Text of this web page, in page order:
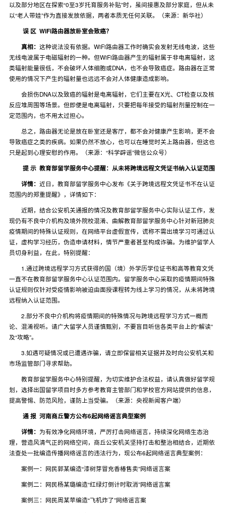
以及部分地区在探索“0至3岁托育服务补贴”时，虽间接惠及部分家庭，但从未
以“老人带娃”作为直接发放依据，两者本质无任何关联。（来源：新华社）
误 区 WiFi路由器放卧室会致癌？
真相： 这种说法没有依据。WiFi路由器工作时确实会发射无线电波，这些
无线电波属于电磁辐射的一种。但WiFi路由器产生的辐射属于非电离辐射，这
类辐射能量很低，不会破坏人体细胞或DNA，也不会导致癌症。路由器在正常
使用的情况下产生的辐射量也远远不会对人体健康造成影响。
会损伤DNA以及致癌的辐射是电离辐射，它们主要在X光、CT检查以及核
反应堆周围等场景。但即便是电离辐射，只要把每年接受的辐射剂量控制在一
定范围内，也不用太过担心。
总之，路由器无论是放在卧室还是客厅，都不会对健康产生影响，更不会
导致癌症之类的疾病。如果仍然不放心，也可以在睡觉时关上路由器，但这也
只是起到心理安慰的作用。（来源：“科学辟谣”微信公众号）
提 示 教育部留学服务中心提醒：从未将跨境远程文凭证书纳入认证范围
详情： 近日，教育部留学服务中心发布《关于跨境远程文凭证书不在认证
范围内的郑重提醒》，详情如下：
近期，结合公安机关通报的情况及教育部留学服务中心实际认证工作，发
现仍有不良中介机构及境外院校混淆、曲解教育部留学服务中心针对新冠肺炎
疫情期间的特殊认证规则，在网络平台虚假宣传，谎称不需出境学习可通过认
证，虚构学习经历，伪造申请材料，情节严重者甚至构成诈骗。为维护留学人
员切身利益，在此，特别提醒：
1.通过跨境远程学习方式获得的国（境）外学历学位证书和高等教育文凭
一直不在教育部留学服务中心认证范围内。留学服务中心采取的疫情期间特殊
认证规则仅针对受疫情影响被迫由面授课程转为线上学习的情况，从未将跨境
远程纳入认证范围。
2.部分不良中介机构将疫情期间的特殊情况与跨境远程学习方式一概而
论、混淆视听。请广大留学人员谨慎甄别，不要盲目听信各类平台上的“解读”
及“攻略”。
3.如遇可疑情况或已遭遇诈骗，请立即保留相关证据并及时向公安机关和
市场监管部门寻求帮助。
教育部留学服务中心特别提醒，为切实维护合法权益，请认真做好留学规
划，选择出国留学项目时多方参考教育主管部门和学校官方网站提供的信息，
提高警惕、防范风险，谨防上当受骗。（来源：央视新闻客户端）
通 报 河南商丘警方公布6起网络谣言典型案例
详情： 为有效净化网络环境，严厉打击网络谣言，持续深化网络生态治
理，营造风清气正的网络空间，商丘公安机关坚持打击和整治相结合，近期依
法查处一批编造传播网络谣言的违法行为，现公布6起网络谣言典型案例：
案例一：网民郭某编造“漆树芽冒充香椿售卖”网络谣言案
案例二：网民杨某璐编造“红绿灯倒计时取消”网络谣言案
案例三：网民周某苹编造“飞机炸了”网络谣言案